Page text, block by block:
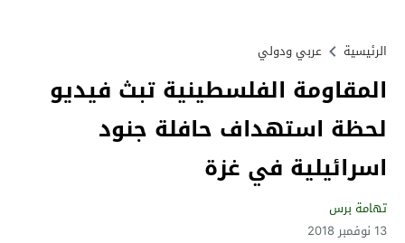
الرئيسية عربي ودولي
المقاومة الفلسطينية تبث فيديو
لحظة استهداف حافلة جنود
اسرائيلية في غزة
تهامة برس
13 نوفمبر 2018